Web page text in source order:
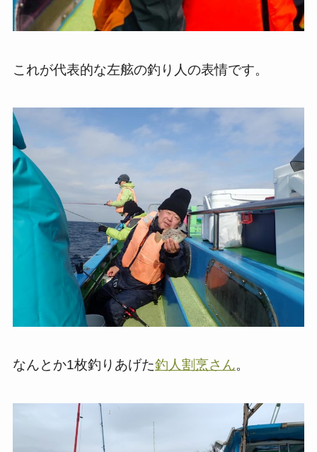
これが代表的な左舷の釣り人の表情です。
なんとか1枚釣りあげた釣人割烹さん。